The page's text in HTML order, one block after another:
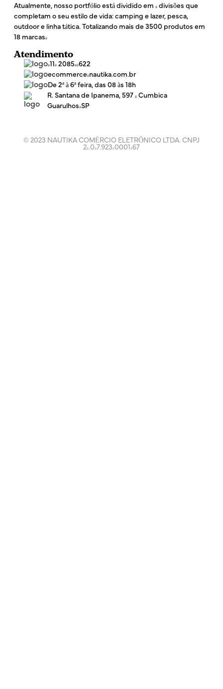
Atualmente, nosso portfólio está dividido em 4 divisões que
completam o seu estilo de vida: camping e lazer, pesca,
outdoor e linha tática. Totalizando mais de 3500 produtos em
18 marcas!
Atendimento
(11) 2085-4622
ecommerce@nautika.com.br
De 2ª à 6ª feira, das 08 às 18h
R. Santana de Ipanema, 597 - Cumbica
Guarulhos/SP
© 2023 NAUTIKA COMÉRCIO ELETRÔNICO LTDA. CNPJ
24.047.923/0001-67